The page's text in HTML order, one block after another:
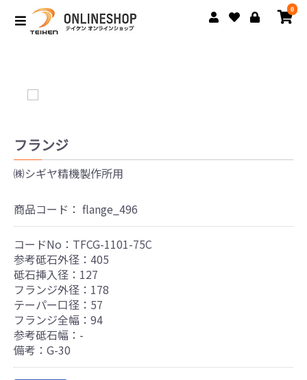
0
フランジ
㈱シギヤ精機製作所用
商品コード： flange_496
コードNo：TFCG-1101-75C
参考砥石外径：405
砥石挿入径：127
フランジ外径：178
テーパー口径：57
フランジ全幅：94
参考砥石幅：-
備考：G-30